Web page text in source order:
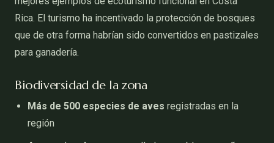
Rica. El turismo ha incentivado la protección de bosques
que de otra forma habrían sido convertidos en pastizales
para ganadería.
Biodiversidad de la zona
Más de 500 especies de aves registradas en la
región